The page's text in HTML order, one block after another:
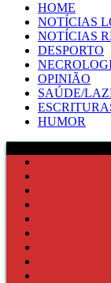
HOME
NOTÍCIAS
NOTÍCIAS
DESPORTO
OPINIÃO
SAÚDE/
HUMOR